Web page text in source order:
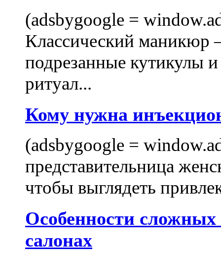
(adsbygoogle =
Классический маникюр
подрезанные кутикулы
ритуал...
Кому нужна
(adsbygoogle =
представительница
чтобы выглядеть
Особенности
салонах